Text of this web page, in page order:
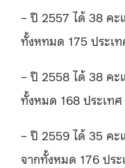
– ปี 2557 ได้ 38 ค
ทั้งหทมด 175 ประเ
– ปี 2558 ได้ 38 ค
ทั้งหมด 168 ประเทศ
– ปี 2559 ได้ 35 ค
จากทั้งหมด 176 ประ